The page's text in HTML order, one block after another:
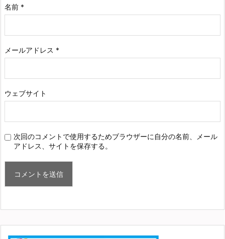
名前 *
メールアドレス *
ウェブサイト
次回のコメントで使用するためブラウザーに自分の名前、メール
アドレス、サイトを保存する。